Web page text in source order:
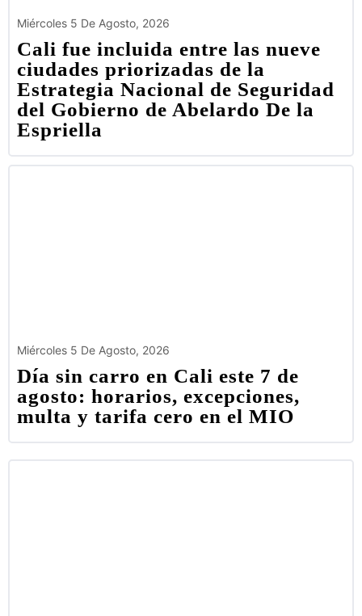
Miércoles 5 De Agosto, 2026
Cali fue incluida entre las nueve
ciudades priorizadas de la
Estrategia Nacional de Seguridad
del Gobierno de Abelardo De la
Espriella
Miércoles 5 De Agosto, 2026
Día sin carro en Cali este 7 de
agosto: horarios, excepciones,
multa y tarifa cero en el MIO